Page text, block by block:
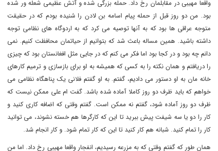
واقعا مهیبی در مقابلمان رخ داد. حمله بزرگی شده و آتش عظیمی شعله ور شده
بود. من دو روز قبل از حمله پیام اسامه بن لادن را شنیده بودم که در حقیقت
متوجه عراقی ها بود که به آنها توصیه می کرد که به اردوگاه های نظامی توجه
داشته باشید. همین مساله باعث شد که بتوانیم از حیاتمان محافظت کنیم. نمی
دانم چه بود و در کجا بود اما فکر می کنم که در جایی مثل افغانستان بود که چیزی
را دریافتم و همان نکته را به کسی که همیشه به او برای بازسازی و ترمیم کارهای
خانه مان به او دستور می دادیم، گفتم. به او گفتم فلانی یک پناهگاه نظامی می
خواهم که باید ظرف دو روز کاملا آماده شده باشد. گفت ام علی ممکن نیست که
ظرف دو روز آماده شود، گفتم نه ممکن است. گفتم وقتی که اضافه کاری کنید و
کار را دو یا سه شیفت پیش ببرید تا این که کارگرها هم خسته نشوند، می توانید
کار را تمام کنید. شبانه هم کار کنید تا این که کار تمام شود. و کار انجام شد.
همان طور که گفتم وقتی که به مزرعه رسیدیم، انفجار واقعا مهیبی رخ داد. اما من